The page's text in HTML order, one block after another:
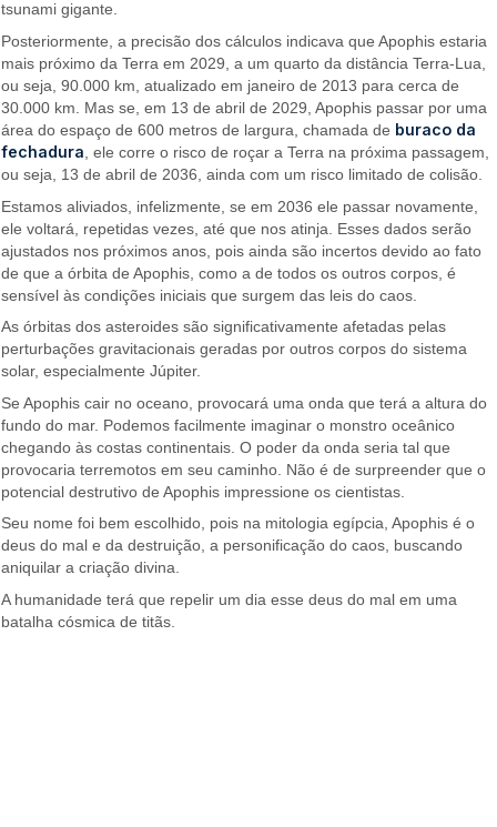
tsunami gigante.
Posteriormente, a precisão dos cálculos indicava que Apophis estaria
mais próximo da Terra em 2029, a um quarto da distância Terra-Lua,
ou seja, 90.000 km, atualizado em janeiro de 2013 para cerca de
30.000 km. Mas se, em 13 de abril de 2029, Apophis passar por uma
área do espaço de 600 metros de largura, chamada de buraco da
fechadura , ele corre o risco de roçar a Terra na próxima passagem,
ou seja, 13 de abril de 2036, ainda com um risco limitado de colisão.
Estamos aliviados, infelizmente, se em 2036 ele passar novamente,
ele voltará, repetidas vezes, até que nos atinja. Esses dados serão
ajustados nos próximos anos, pois ainda são incertos devido ao fato
de que a órbita de Apophis, como a de todos os outros corpos, é
sensível às condições iniciais que surgem das leis do caos.
As órbitas dos asteroides são significativamente afetadas pelas
perturbações gravitacionais geradas por outros corpos do sistema
solar, especialmente Júpiter.
Se Apophis cair no oceano, provocará uma onda que terá a altura do
fundo do mar. Podemos facilmente imaginar o monstro oceânico
chegando às costas continentais. O poder da onda seria tal que
provocaria terremotos em seu caminho. Não é de surpreender que o
potencial destrutivo de Apophis impressione os cientistas.
Seu nome foi bem escolhido, pois na mitologia egípcia, Apophis é o
deus do mal e da destruição, a personificação do caos, buscando
aniquilar a criação divina.
A humanidade terá que repelir um dia esse deus do mal em uma
batalha cósmica de titãs.